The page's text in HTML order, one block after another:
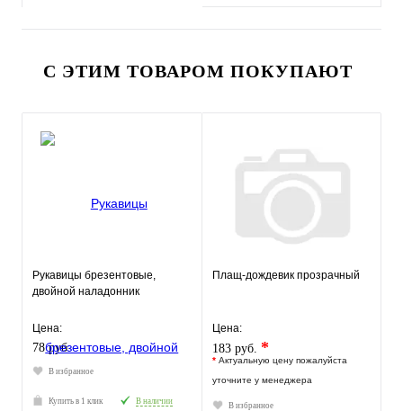
С ЭТИМ ТОВАРОМ ПОКУПАЮТ
Рукавицы брезентовые,
двойной наладонник
Цена:
78 руб.
В избранное
Купить в 1 клик В наличии
Плащ-дождевик прозрачный
Цена:
183 руб. *
* Актуальную цену пожалуйста
уточните у менеджера
В избранное